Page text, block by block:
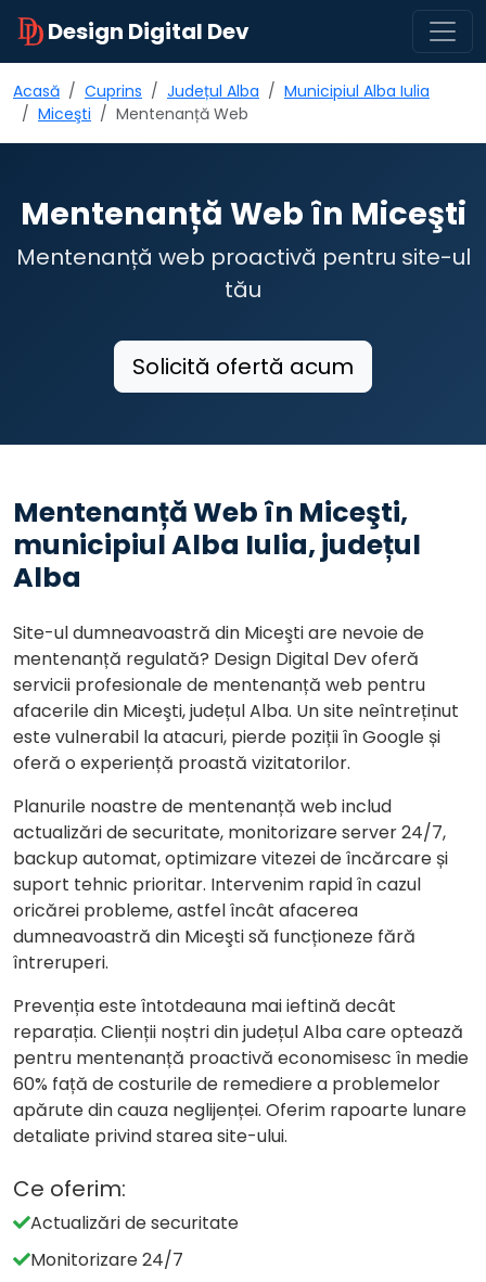
Design Digital Dev
Acasă Cuprins Județul Alba
Municipiul Alba Iulia
Miceşti
Mentenanță Web
Mentenanță Web în Miceşti
Mentenanță web proactivă pentru site-ul
tău
Solicită ofertă acum
Mentenanță Web în Miceşti,
municipiul Alba Iulia, județul
Alba
Site-ul dumneavoastră din Miceşti are nevoie de
mentenanță regulată? Design Digital Dev oferă
servicii profesionale de mentenanță web pentru
afacerile din Miceşti, județul Alba. Un site neîntreținut
este vulnerabil la atacuri, pierde poziții în Google și
oferă o experiență proastă vizitatorilor.
Planurile noastre de mentenanță web includ
actualizări de securitate, monitorizare server 24/7,
backup automat, optimizare vitezei de încărcare și
suport tehnic prioritar. Intervenim rapid în cazul
oricărei probleme, astfel încât afacerea
dumneavoastră din Miceşti să funcționeze fără
întreruperi.
Prevenția este întotdeauna mai ieftină decât
reparația. Clienții noștri din județul Alba care optează
pentru mentenanță proactivă economisesc în medie
60% față de costurile de remediere a problemelor
apărute din cauza neglijenței. Oferim rapoarte lunare
detaliate privind starea site-ului.
Ce oferim:
Actualizări de securitate
Monitorizare 24/7